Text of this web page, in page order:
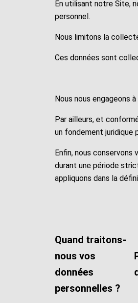
En utilisant notre Site,
personnel.
Nous limitons la
Ces données sont
Nous nous engageons
Par ailleurs, et
un fondement juridique
Enfin, nous
durant une période
appliquons dans la
Quand traitons-
nous vos
données
personnelles ?